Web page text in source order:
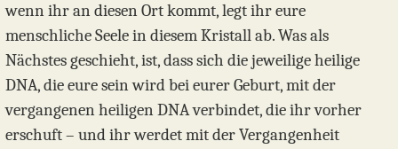
wenn ihr an diesen Ort kommt, legt ihr eure
menschliche Seele in diesem Kristall ab. Was als
Nächstes geschieht, ist, dass sich die jeweilige heilige
DNA, die eure sein wird bei eurer Geburt, mit der
vergangenen heiligen DNA verbindet, die ihr vorher
erschuft – und ihr werdet mit der Vergangenheit